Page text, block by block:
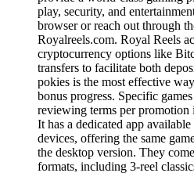
play, security, and
browser or reach out through
Royalreels.com. Royal Reels
cryptocurrency options like
transfers to facilitate both
pokies is the most effective
bonus progress. Specific
reviewing terms per promotion
It has a dedicated app
devices, offering the same
the desktop version. They
formats, including 3-reel